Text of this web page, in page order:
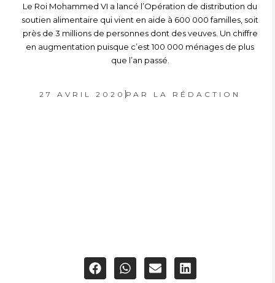
Le Roi Mohammed VI a lancé l’Opération de distribution du
soutien alimentaire qui vient en aide à 600 000 familles, soit
près de 3 millions de personnes dont des veuves. Un chiffre
en augmentation puisque c’est 100 000 ménages de plus
que l’an passé.
27 AVRIL 2020 PAR LA RÉDACTION